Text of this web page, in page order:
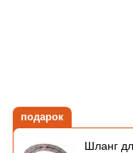
подарок
Шланг